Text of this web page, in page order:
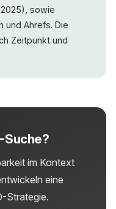
sowie
und Ahrefs. Die
Zeitpunkt und
Suche?
im Kontext
eine
Strategie.